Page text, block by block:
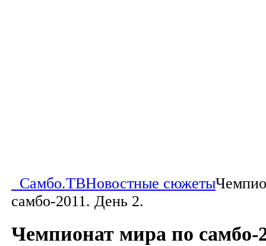
Самбо.ТВНовостные сюжеты
самбо-2011. День 2.
Чемпионат мира по самбо-